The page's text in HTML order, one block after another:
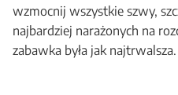
wzmocnij wszystkie szwy,
najbardziej narażonych na
zabawka była jak najtrwalsza.